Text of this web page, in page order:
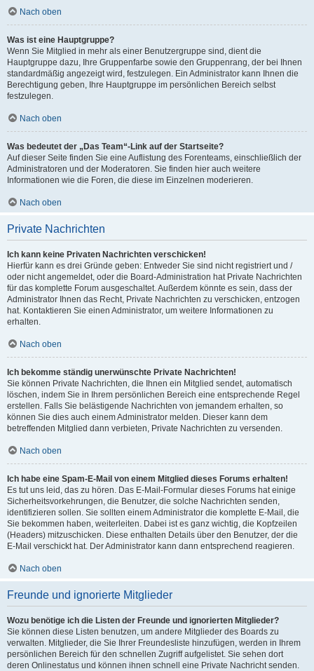
Nach oben
Was ist eine Hauptgruppe?
Wenn Sie Mitglied in mehr als einer Benutzergruppe sind, dient die
Hauptgruppe dazu, Ihre Gruppenfarbe sowie den Gruppenrang, der bei Ihnen
standardmäßig angezeigt wird, festzulegen. Ein Administrator kann Ihnen die
Berechtigung geben, Ihre Hauptgruppe im persönlichen Bereich selbst
festzulegen.
Nach oben
Was bedeutet der „Das Team“-Link auf der Startseite?
Auf dieser Seite finden Sie eine Auflistung des Forenteams, einschließlich der
Administratoren und der Moderatoren. Sie finden hier auch weitere
Informationen wie die Foren, die diese im Einzelnen moderieren.
Nach oben
Private Nachrichten
Ich kann keine Privaten Nachrichten verschicken!
Hierfür kann es drei Gründe geben: Entweder Sie sind nicht registriert und /
oder nicht angemeldet, oder die Board-Administration hat Private Nachrichten
für das komplette Forum ausgeschaltet. Außerdem könnte es sein, dass der
Administrator Ihnen das Recht, Private Nachrichten zu verschicken, entzogen
hat. Kontaktieren Sie einen Administrator, um weitere Informationen zu
erhalten.
Nach oben
Ich bekomme ständig unerwünschte Private Nachrichten!
Sie können Private Nachrichten, die Ihnen ein Mitglied sendet, automatisch
löschen, indem Sie in Ihrem persönlichen Bereich eine entsprechende Regel
erstellen. Falls Sie belästigende Nachrichten von jemandem erhalten, so
können Sie dies auch einem Administrator melden. Dieser kann dem
betreffenden Mitglied dann verbieten, Private Nachrichten zu versenden.
Nach oben
Ich habe eine Spam-E-Mail von einem Mitglied dieses Forums erhalten!
Es tut uns leid, das zu hören. Das E-Mail-Formular dieses Forums hat einige
Sicherheitsvorkehrungen, die Benutzer, die solche Nachrichten senden,
identifizieren sollen. Sie sollten einem Administrator die komplette E-Mail, die
Sie bekommen haben, weiterleiten. Dabei ist es ganz wichtig, die Kopfzeilen
(Headers) mitzuschicken. Diese enthalten Details über den Benutzer, der die
E-Mail verschickt hat. Der Administrator kann dann entsprechend reagieren.
Nach oben
Freunde und ignorierte Mitglieder
Wozu benötige ich die Listen der Freunde und ignorierten Mitglieder?
Sie können diese Listen benutzen, um andere Mitglieder des Boards zu
verwalten. Mitglieder, die Sie Ihrer Freundesliste hinzufügen, werden in Ihrem
persönlichen Bereich für den schnellen Zugriff aufgelistet. Sie sehen dort
deren Onlinestatus und können ihnen schnell eine Private Nachricht senden.